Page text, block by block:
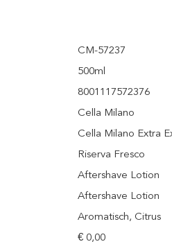
CM-57237
500ml
8001117572376
Cella Milano
Cella Milano Extra
Riserva Fresco
Aftershave Lotion
Aftershave Lotion
Aromatisch, Citrus
€ 0,00